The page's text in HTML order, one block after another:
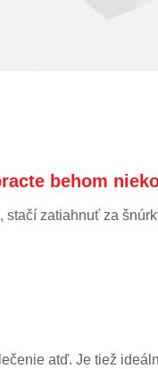
behom
zatiahnuť za
atď. Je tiež